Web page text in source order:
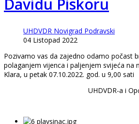
Davidu Piskoru
UHDVDR Novigrad Podravski
04 Listopad 2022
Pozivamo vas da zajedno odamo počast
polaganjem vijenca i paljenjem svijeća na
Klara, u petak 07.10.2022. god. u 9,00 sati
UHDVDR-a i